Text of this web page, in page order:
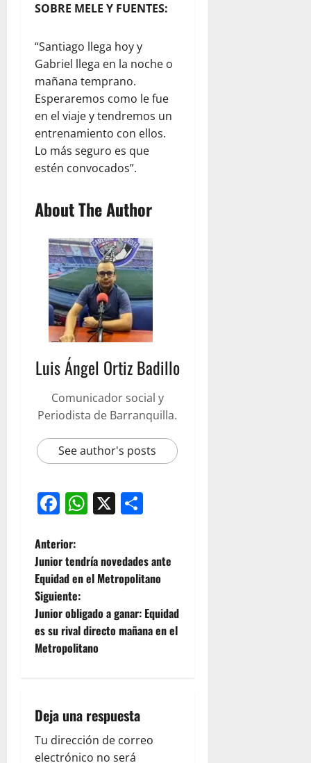
SOBRE MELE Y FUENTES:
“Santiago llega hoy y
Gabriel llega en la noche o
mañana temprano.
Esperaremos como le fue
en el viaje y tendremos un
entrenamiento con ellos.
Lo más seguro es que
estén convocados”.
About The Author
Luis Ángel Ortiz Badillo
Comunicador social y
Periodista de Barranquilla.
See author's posts
Facebook
WhatsApp
X
Anterior:
Junior tendría novedades ante
Equidad en el Metropolitano
Siguiente:
Junior obligado a ganar: Equidad
es su rival directo mañana en el
Metropolitano
Deja una respuesta
Tu dirección de correo
electrónico no será